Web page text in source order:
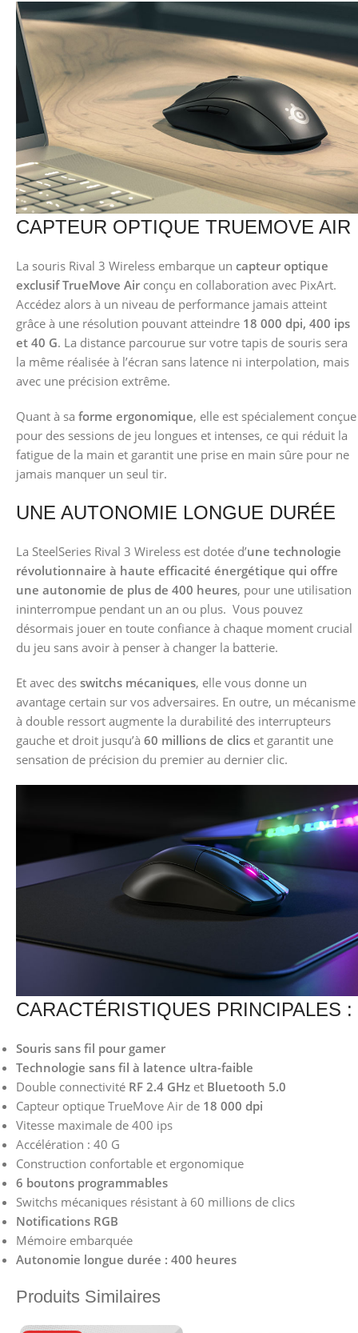
CAPTEUR OPTIQUE TRUEMOVE AIR
La souris Rival 3 Wireless embarque un capteur optique
exclusif TrueMove Air conçu en collaboration avec PixArt.
Accédez alors à un niveau de performance jamais atteint
grâce à une résolution pouvant atteindre 18 000 dpi, 400 ips
et 40 G. La distance parcourue sur votre tapis de souris sera
la même réalisée à l’écran sans latence ni interpolation, mais
avec une précision extrême.
Quant à sa forme ergonomique, elle est spécialement conçue
pour des sessions de jeu longues et intenses, ce qui réduit la
fatigue de la main et garantit une prise en main sûre pour ne
jamais manquer un seul tir.
UNE AUTONOMIE LONGUE DURÉE
La SteelSeries Rival 3 Wireless est dotée d’une technologie
révolutionnaire à haute efficacité énergétique qui offre
une autonomie de plus de 400 heures, pour une utilisation
ininterrompue pendant un an ou plus. Vous pouvez
désormais jouer en toute confiance à chaque moment crucial
du jeu sans avoir à penser à changer la batterie.
Et avec des switchs mécaniques, elle vous donne un
avantage certain sur vos adversaires. En outre, un mécanisme
à double ressort augmente la durabilité des interrupteurs
gauche et droit jusqu’à 60 millions de clics et garantit une
sensation de précision du premier au dernier clic.
CARACTÉRISTIQUES PRINCIPALES :
Souris sans fil pour gamer
Technologie sans fil à latence ultra-faible
Double connectivité RF 2.4 GHz et Bluetooth 5.0
Capteur optique TrueMove Air de 18 000 dpi
Vitesse maximale de 400 ips
Accélération : 40 G
Construction confortable et ergonomique
6 boutons programmables
Switchs mécaniques résistant à 60 millions de clics
Notifications RGB
Mémoire embarquée
Autonomie longue durée : 400 heures
Produits Similaires